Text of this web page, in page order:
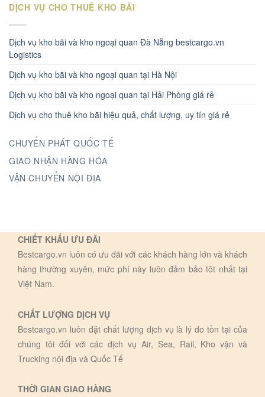
DỊCH VỤ CHO THUÊ KHO BÃI
Dịch vụ kho bãi và kho ngoại quan Đà Nẵng bestcargo.vn
Logistics
Dịch vụ kho bãi và kho ngoại quan tại Hà Nội
Dịch vụ kho bãi và kho ngoại quan tại Hải Phòng giá rẻ
Dịch vụ cho thuê kho bãi hiệu quả, chất lượng, uy tín giá rẻ
CHUYỂN PHÁT QUỐC TẾ
GIAO NHẬN HÀNG HÓA
VẬN CHUYỂN NỘI ĐỊA
CHIẾT KHẤU ƯU ĐÃI
Bestcargo.vn luôn có ưu đãi với các khách hàng lớn và khách
hàng thường xuyên, mức phí này luôn đảm bảo tôt nhất tại
Việt Nam.
CHẤT LƯỢNG DỊCH VỤ
Bestcargo.vn luôn đặt chất lượng dịch vụ là lý do tồn tại của
chúng tôi đối với các dịch vụ Air, Sea, Rail, Kho vận và
Trucking nội địa và Quốc Tế
THỜI GIAN GIAO HÀNG